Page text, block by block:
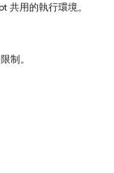
共用的執行環境。
制。